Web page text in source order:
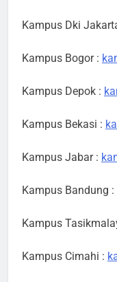
Kampus Dki
Kampus Bogor :
Kampus Depok :
Kampus Bekasi :
Kampus Jabar :
Kampus Bandung :
Kampus
Kampus Cimahi :